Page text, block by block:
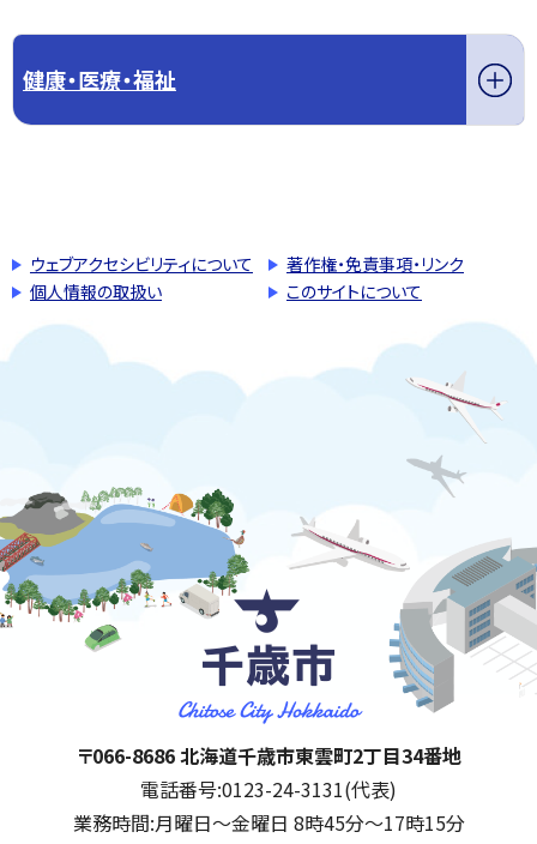
健康・医療・福祉
ウェブアクセシビリティについて
著作権・免責事項・リンク
個人情報の取扱い
このサイトについて
千歳市
住所:
〒066-8686 北海道千歳市東雲町2丁目34番地
電話番号:0123-24-3131(代表)
業務時間:月曜日～金曜日 8時45分～17時15分